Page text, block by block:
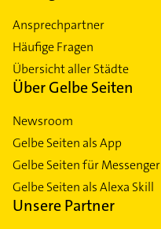
Ansprechpartner
Häufige Fragen
Übersicht aller Städte
Über Gelbe Seiten
Newsroom
Gelbe Seiten als App
Gelbe Seiten für Messenger
Gelbe Seiten als Alexa Skill
Unsere Partner